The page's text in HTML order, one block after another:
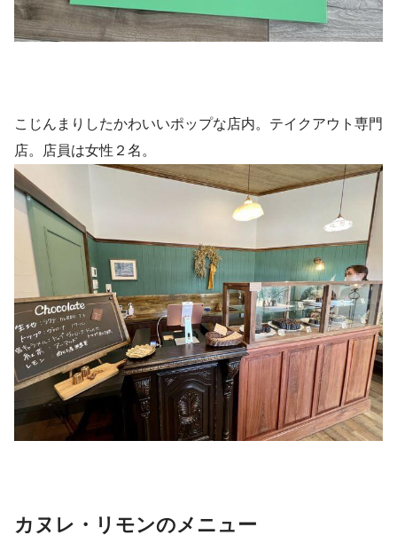
こじんまりしたかわいいポップな店内。テイクアウト専門
店。店員は女性２名。
カヌレ・リモンのメニュー